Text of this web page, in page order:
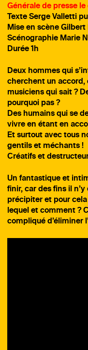
Générale de presse
Texte Serge Valletti
Mise en scène Gilbert
Scénographie Marie
Durée 1h
Deux hommes qui
cherchent un accord,
musiciens qui sait ?
pourquoi pas ?
Des humains qui se
vivre en étant en
Et surtout avec tous
gentils et méchants !
Créatifs et
Un fantastique et
finir, car des fins il n’y
précipiter et pour
lequel et comment ?
compliqué d’éliminer